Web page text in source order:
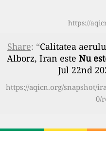
https://
Share: “Calitatea
Alborz, Iran este Nu
Jul 22nd
https://aqicn.org/snapshot/
0/